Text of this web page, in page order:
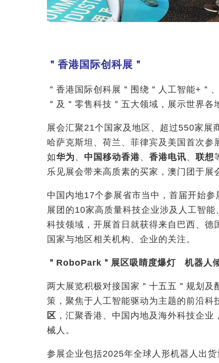
＂香港国际创科展＂
＂香港国际创科展＂围绕＂人工智能+＂
＂及＂零售科技＂五大领域，展示世界
展会汇聚21个国家及地区、超过550家展
哈萨克斯坦、荷兰、菲律宾及美国首次
如华为 、 中国移动香港、 香港电讯、 联想
乐见展会带来高质素的买家，澳门团于
中国内地17个参展省市当中，首届开始
展团的10家高质量科技企业涉及人工智
科技领域，开展首日就获得来自巴西、
国家与地区相关机构、企业的关注。
＂ RoboPark ＂展区吸睛度爆灯 机器人
两大展览积极对接国家＂十五五＂规划
策，聚焦于人工智能驱动为主题的前沿科
区 ，汇聚香港、中国内地及海外科技企
械人。
参展企业包括2025年全球人形机器人出